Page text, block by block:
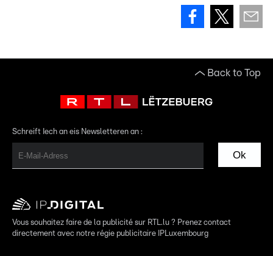
Back to Top
Schreift Iech an eis Newsletteren an :
Ok
Vous souhaitez faire de la publicité sur RTL.lu ? Prenez contact
directement avec notre régie publicitaire IPLuxembourg